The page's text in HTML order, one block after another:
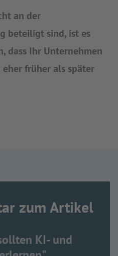
an der
beteiligt sind, ist es
dass Ihr Unternehmen
eher früher als später
zum Artikel
KI- und